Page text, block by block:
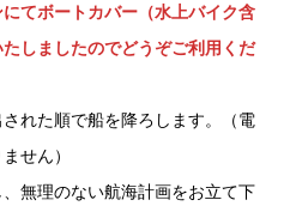
にてボートカバー（水上バイク含
しましたのでどうぞご利用くだ
れた順で船を降ろします。（電
せん）
無理のない航海計画をお立て下